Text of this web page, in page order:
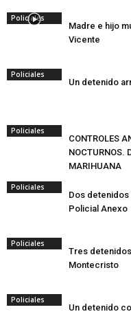
Policiales
Madre e hijo
Vicente
Policiales
Un detenido
Policiales
CONTROLES
NOCTURNOS.
MARIHUANA
Policiales
Dos
Policial Anexo
Policiales
Tres
Montecristo
Policiales
Un detenido